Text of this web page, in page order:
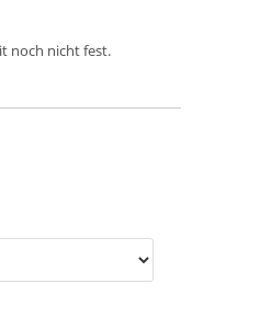
noch nicht fest.